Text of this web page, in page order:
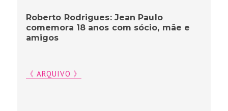
Roberto Rodrigues: Jean Paulo
comemora 18 anos com sócio, mãe e
amigos
《 ARQUIVO 》